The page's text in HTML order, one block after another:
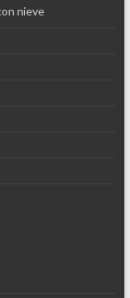
nieve